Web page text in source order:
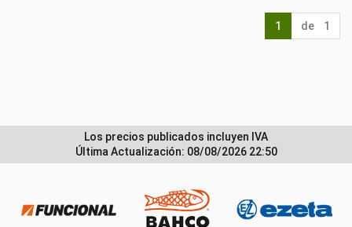
1 de 1
Los precios publicados incluyen IVA
Última Actualización: 08/08/2026 22:50